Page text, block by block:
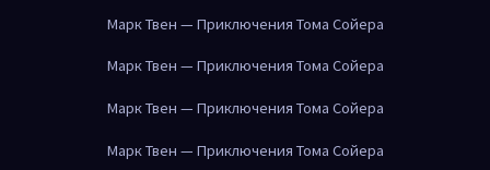
Марк Твен — Приключения Тома Сойера
Марк Твен — Приключения Тома Сойера
Марк Твен — Приключения Тома Сойера
Марк Твен — Приключения Тома Сойера